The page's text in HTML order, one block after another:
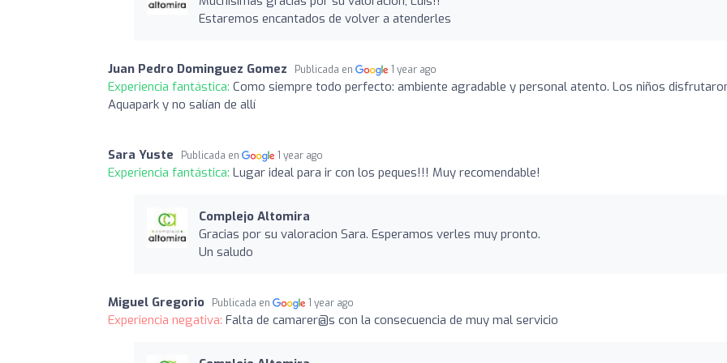
Estaremos encantados de volver a atenderles
Juan Pedro Dominguez Gomez Publicada en 1 year ago
Experiencia fantástica: Como siempre todo perfecto: ambiente agradable y personal atento. Los niños
Aquapark y no salían de allí
Sara Yuste Publicada en 1 year ago
Experiencia fantástica: Lugar ideal para ir con los peques!!! Muy recomendable!
Complejo Altomira
Gracias por su valoracion Sara. Esperamos verles muy pronto.
Un saludo
Miguel Gregorio Publicada en 1 year ago
Experiencia negativa: Falta de camarer@s con la consecuencia de muy mal servicio